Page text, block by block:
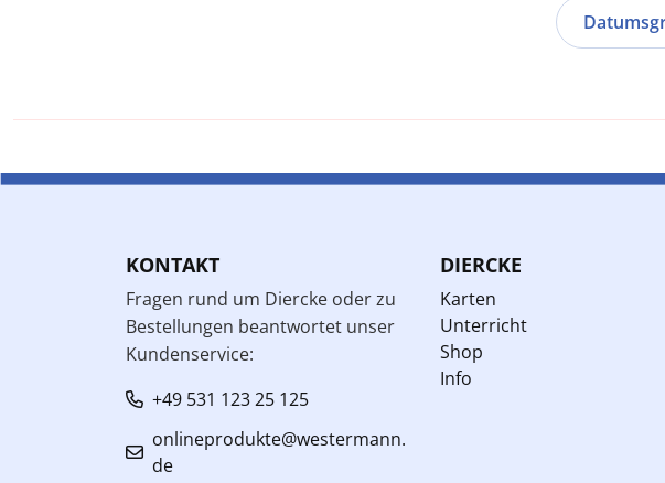
KONTAKT
Fragen rund um Diercke oder zu
Bestellungen beantwortet unser
Kundenservice:
+49 531 123 25 125
onlineprodukte@westermann.
de
DIERCKE
Karten
Unterricht
Shop
Info